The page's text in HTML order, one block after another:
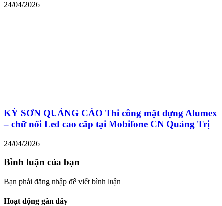
24/04/2026
KỲ SƠN QUẢNG CÁO Thi công mặt dựng Alumex
– chữ nổi Led cao cấp tại Mobifone CN Quảng Trị
24/04/2026
Bình luận của bạn
Bạn phải đăng nhập để viết bình luận
Hoạt động gần đây